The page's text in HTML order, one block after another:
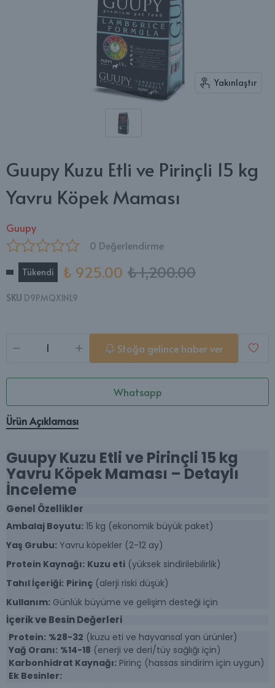
Yakınlaştır
Guupy Kuzu Etli ve Pirinçli 15 kg
Yavru Köpek Maması
Guupy
0 Değerlendirme
Tükendi ₺ 925.00 ₺ 1,200.00
SKU D9PMQX1NL9
Stoğa gelince haber ver
Whatsapp
Ürün Açıklaması
Guupy Kuzu Etli ve Pirinçli 15 kg
Yavru Köpek Maması – Detaylı
İnceleme
Genel Özellikler
Ambalaj Boyutu: 15 kg (ekonomik büyük paket)
Yaş Grubu: Yavru köpekler (2-12 ay)
Protein Kaynağı: Kuzu eti (yüksek sindirilebilirlik)
Tahıl İçeriği: Pirinç (alerji riski düşük)
Kullanım: Günlük büyüme ve gelişim desteği için
İçerik ve Besin Değerleri
Protein: %28-32 (kuzu eti ve hayvansal yan ürünler)
Yağ Oranı: %14-18 (enerji ve deri/tüy sağlığı için)
Karbonhidrat Kaynağı: Pirinç (hassas sindirim için uygun)
Ek Besinler: